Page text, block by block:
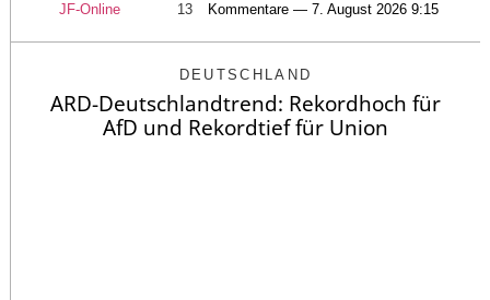
JF-Online 13 Kommentare — 7. August 2026 9:15
DEUTSCHLAND
ARD-Deutschlandtrend: Rekordhoch für
AfD und Rekordtief für Union